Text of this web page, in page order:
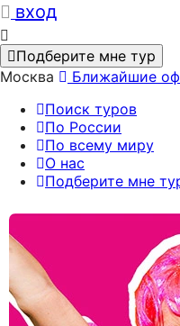
вход
Подберите мне тур
Москва
Ближайшие
Поиск туров
По России
По всему миру
О нас
Подберите мне